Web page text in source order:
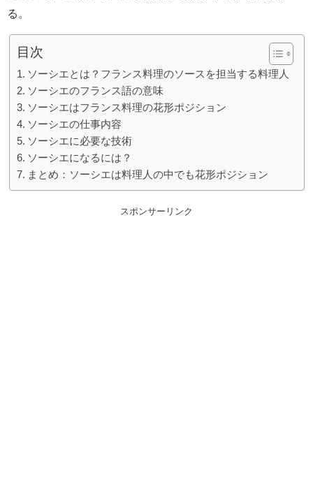
る。
目次
ソーシエとは？フランス料理のソースを担当する料理人
ソーシエのフランス語の意味
ソーシエはフランス料理の花形ポジション
ソーシエの仕事内容
ソーシエに必要な技術
ソーシエになるには？
まとめ：ソーシエは料理人の中でも花形ポジション
スポンサーリンク